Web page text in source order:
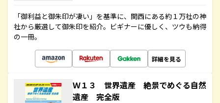
「御利益と御朱印が凄い」を基準に、関西にある約１万社の神
社から厳選して御朱印を紹介。ビギナーに優しく、ツウも納得
の一冊。
詳細を見る
Ｗ１３ 世界遺産 絶景でめぐる自然
遺産 完全版